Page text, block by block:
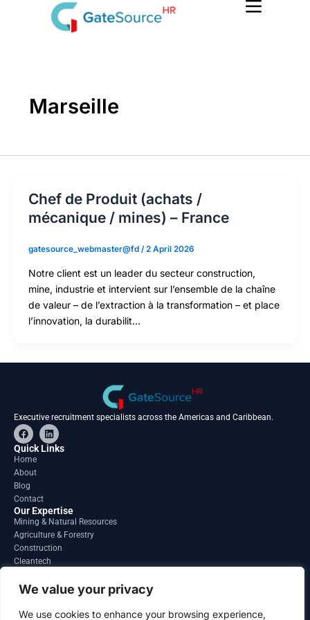
We value your privacy
We use cookies to enhance your browsing experience,
Marseille
Chef de Produit (achats /
mécanique / mines) – France
gatesource_webmaster@fd /2 April 2026
Notre client est un leader du secteur construction,
mine, industrie et intervient sur l’ensemble de la chaîne
de valeur – de l’extraction à la transformation – et place
l’innovation, la durabilit…
Executive recruitment specialists across the Americas and Caribbean.
F
a
c
e
o
o
k
L
i
n
Quick Links
Home
About
Blog
Contact
Our Expertise
Mining & Natural Resources
Agriculture & Forestry
Construction
Cleantech
Regions
South America
North America